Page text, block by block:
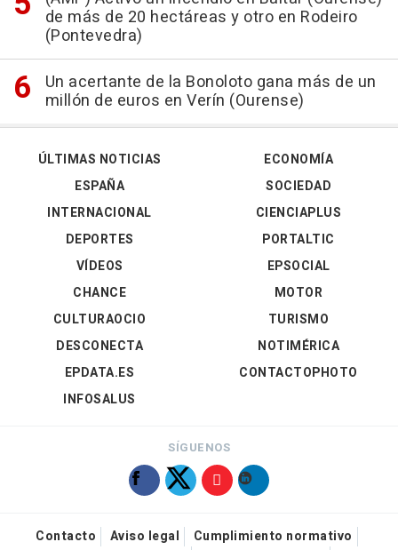
de más de 20 hectáreas y otro en Rodeiro
(Pontevedra)
Un acertante de la Bonoloto gana más de un
millón de euros en Verín (Ourense)
ÚLTIMAS NOTICIAS
ESPAÑA
INTERNACIONAL
DEPORTES
VÍDEOS
ECONOMÍA
SOCIEDAD
CIENCIAPLUS
PORTALTIC
EPSOCIAL
CHANCE
CULTURAOCIO
DESCONECTA
EPDATA.ES
INFOSALUS
MOTOR
TURISMO
NOTIMÉRICA
CONTACTOPHOTO
SÍGUENOS
Contacto Aviso legal
Cumplimiento normativo